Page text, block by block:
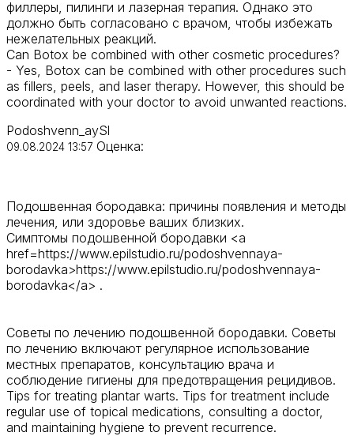
филлеры, пилинги и лазерная терапия. Однако это
должно быть согласовано с врачом, чтобы избежать
нежелательных реакций.
Can Botox be combined with other cosmetic procedures?
- Yes, Botox can be combined with other procedures such
as fillers, peels, and laser therapy. However, this should be
coordinated with your doctor to avoid unwanted reactions.
Podoshvenn_aySl
09.08.2024 13:57 Оценка:
Подошвенная бородавка: причины появления и методы
лечения, или здоровье ваших близких.
Симптомы подошвенной бородавки <a
href=https://www.epilstudio.ru/podoshvennaya-
borodavka>https://www.epilstudio.ru/podoshvennaya-
borodavka</a> .
Советы по лечению подошвенной бородавки. Советы
по лечению включают регулярное использование
местных препаратов, консультацию врача и
соблюдение гигиены для предотвращения рецидивов.
Tips for treating plantar warts. Tips for treatment include
regular use of topical medications, consulting a doctor,
and maintaining hygiene to prevent recurrence.